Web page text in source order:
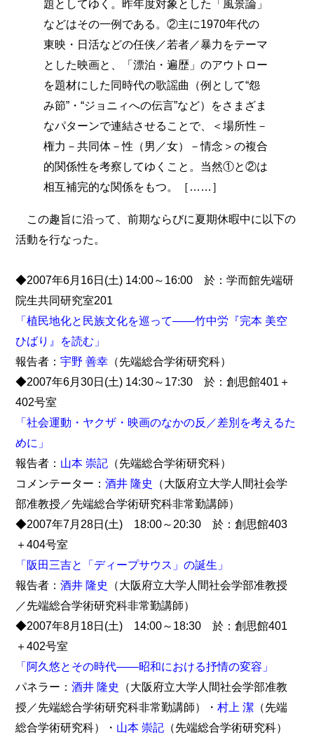
題としてゆく。昨年度対象とした「風景論」
などはその一例である。②主に1970年代の
東映・日活などの任侠／若者／暴力をテーマ
とした映画と、「漂泊・遍歴」のアウトロー
を題材にした同時代の歌謡曲（例として“怨
み節”・“ジョニィへの伝言”など）をさまざま
なパターンで連結させることで、＜場所性－
権力－共同体－性（男／女）－情念＞の複合
的関係性を考察してゆくこと。当然①と②は
相互補完的な関係をもつ。［……］
この趣旨に沿って、前期ならびに夏期休暇中に以下の
活動を行なった。
◆2007年6月16日(土) 14:00～16:00 於：学而館先端研
院生共同研究室201
「植民地化と民族文化を巡って――竹中労『完本 美空
ひばり』を読む」
報告者：宇野 善幸 （先端総合学術研究科）
◆2007年6月30日(土) 14:30～17:30 於：創思館401＋
402号室
「社会運動・ヤクザ・映画のなかの反／差別を考えるた
めに」
報告者： 山本 崇記 （先端総合学術研究科）
コメンテーター：酒井 隆史
（大阪府立大学人間社会学
部准教授／先端総合学術研究科非常勤講師）
◆2007年7月28日(土) 18:00～20:30 於：創思館403
＋404号室
「阪田三吉と「ディープサウス」の誕生」
報告者：酒井 隆史
（大阪府立大学人間社会学部准教授
／先端総合学術研究科非常勤講師）
◆2007年8月18日(土) 14:00～18:30 於：創思館401
＋402号室
「阿久悠とその時代――昭和における抒情の変容」
パネラー：酒井 隆史
（大阪府立大学人間社会学部准教
授／先端総合学術研究科非常勤講師）・村上 潔 （先端
総合学術研究科）・ 山本 崇記 （先端総合学術研究科）